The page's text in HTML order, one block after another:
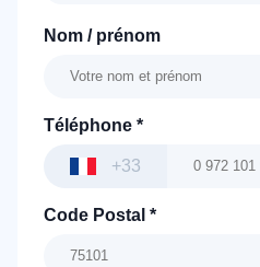
Nom / prénom
Téléphone *
+33
Code Postal *